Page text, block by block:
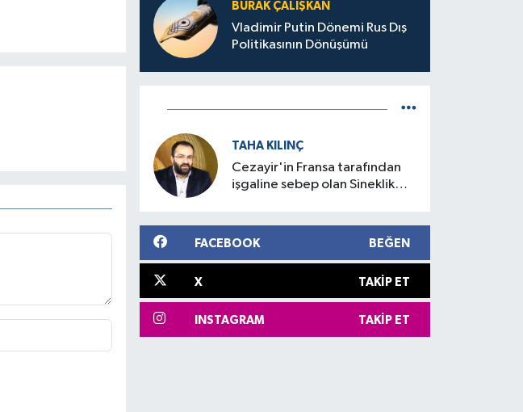
BURAK ÇALIŞKAN
Vladimir Putin Dönemi Rus Dış
Politikasının Dönüşümü
TAHA KILINÇ
Cezayir'in Fransa tarafından
işgaline sebep olan Sineklik
FACEBOOK BEĞEN
X TAKIP ET
INSTAGRAM TAKIP ET